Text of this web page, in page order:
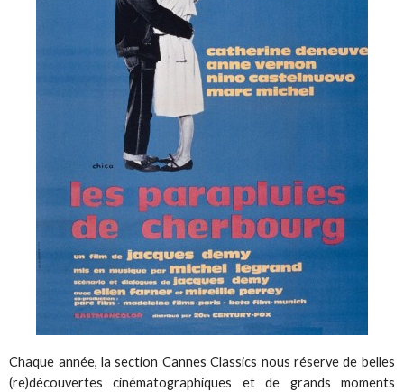
Chaque année, la section Cannes Classics nous réserve de belles
(re)découvertes cinématographiques et de grands moments